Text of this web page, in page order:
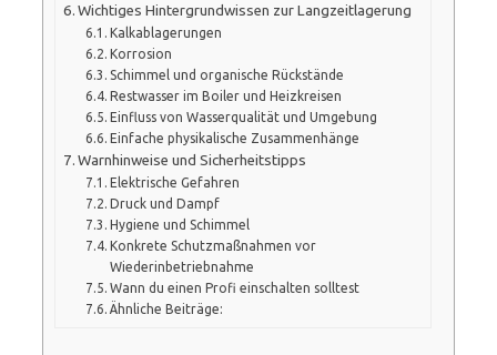
Wichtiges Hintergrundwissen zur Langzeitlagerung
Kalkablagerungen
Korrosion
Schimmel und organische Rückstände
Restwasser im Boiler und Heizkreisen
Einfluss von Wasserqualität und Umgebung
Einfache physikalische Zusammenhänge
Warnhinweise und Sicherheitstipps
Elektrische Gefahren
Druck und Dampf
Hygiene und Schimmel
Konkrete Schutzmaßnahmen vor
Wiederinbetriebnahme
Wann du einen Profi einschalten solltest
Ähnliche Beiträge: